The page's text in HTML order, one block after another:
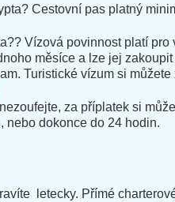
Cestovní pas platný
Vízová povinnost platí
měsíce a lze jej
Turistické vízum si
za příplatek si
nebo dokonce do 24 hodin.
letecky. Přímé